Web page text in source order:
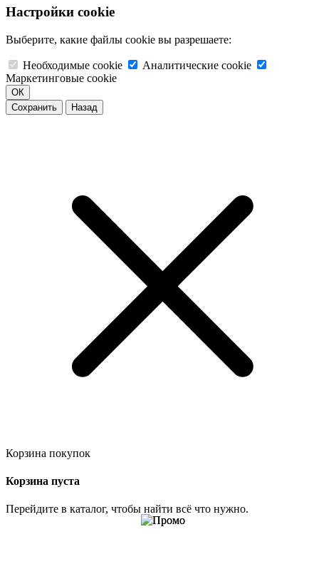
Настройки cookie
Выберите, какие файлы cookie вы разрешаете:
Необходимые cookie
Аналитические cookie
Маркетинговые cookie
ОК
Сохранить
Назад
Корзина покупок
Корзина пуста
Перейдите в каталог, чтобы найти всё что нужно.